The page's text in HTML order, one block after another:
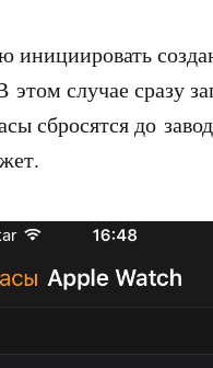
инициировать
случае сразу
сбросятся до